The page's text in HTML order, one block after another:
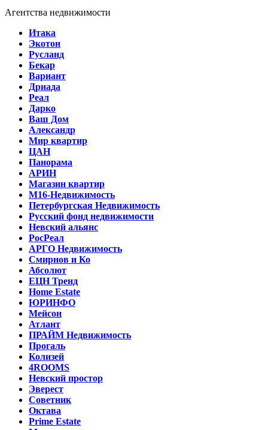
Агентства недвижимости
Итака
Экотон
Русланд
Бекар
Вариант
Дриада
Реал
Дарко
Ваш Дом
Александр
Мир квартир
ЦАН
Панорама
АРИН
Магазин квартир
М16-Недвижимость
Петербургская Недвижимость
Русский фонд недвижимости
Невский альянс
РосРеал
АРГО Недвижимость
Смирнов и Ко
Абсолют
ЕЦН Тренд
Home Estate
ЮРИНФО
Мейсон
Атлант
ПРАЙМ Недвижимость
Прогаль
Колизей
4ROOMS
Невский простор
Эверест
Советник
Октава
Prime Estate